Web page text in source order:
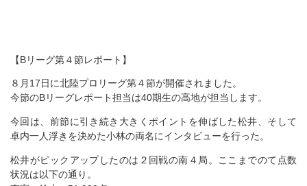
【Bリーグ第４節レポート】
８月17日に北陸プロリーグ第４節が開催されました。
今節のBリーグレポート担当は40期生の高地が担当します。
今回は、前節に引き続き大きくポイントを伸ばした松井、そして
卓内一人浮きを決めた小林の両名にインタビューを行った。
松井がピックアップしたのは２回戦の南４局。ここまでのて点数
状況は以下の通り。